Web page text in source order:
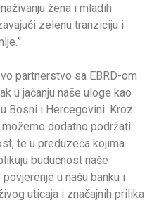
žena i mladih
zelenu tranziciju i
partnerstvo sa EBRD-om
u jačanju naše uloge kao
Bosni i Hercegovini. Kroz
dodatno podržati
te u preduzeća kojima
budućnost naše
u našu banku i
uticaja i značajnih prilika